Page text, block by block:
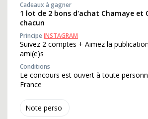
Note perso
Cadeaux à gagner
1 lot de 2 bons d'achat Chamaye et
chacun
PrincipeINSTAGRAM
Suivez 2 comptes + Aimez la
ami(e)s
Conditions
Le concours est ouvert à toute
France